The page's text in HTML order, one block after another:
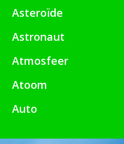
Asteroïde
Astronaut
Atmosfeer
Atoom
Auto